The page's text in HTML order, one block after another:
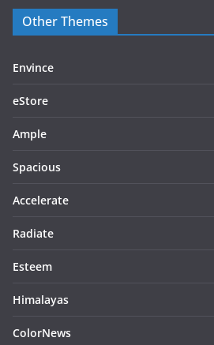
Other Themes
Envince
eStore
Ample
Spacious
Accelerate
Radiate
Esteem
Himalayas
ColorNews